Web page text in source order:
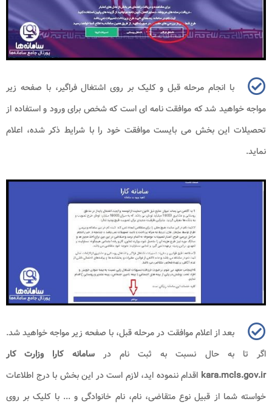
با انجام مرحله قبل و کلیک بر روی اشتغال فراگیر، با صفحه زیر
مواجه خواهید شد که موافقت نامه ای است که شخص برای ورود و استفاده از
تحصیلات این بخش می بایست موافقت خود را با شرایط ذکر شده، اعلام
نماید.
بعد از اعلام موافقت در مرحله قبل، با صفحه زیر مواجه خواهید شد.
اگر تا به حال نسبت به ثبت نام درسامانه کارا وزارت کار
kara.mcls.gov.ir اقدام ننموده اید، لازم است در این بخش با درج اطلاعات
خواسته شما از قبیل نوع متقاضی، نام، نام خانوادگی و ... با کلیک بر روی